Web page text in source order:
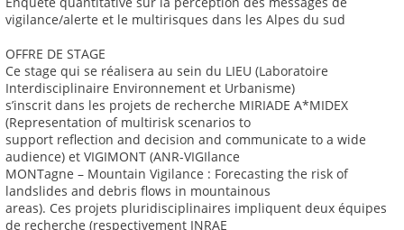
vigilance/alerte et le multirisques dans les Alpes du sud
OFFRE DE STAGE
Ce stage qui se réalisera au sein du LIEU (Laboratoire
Interdisciplinaire Environnement et Urbanisme)
s’inscrit dans les projets de recherche MIRIADE A*MIDEX
(Representation of multirisk scenarios to
support reflection and decision and communicate to a wide
audience) et VIGIMONT (ANR-VIGIlance
MONTagne – Mountain Vigilance : Forecasting the risk of
landslides and debris flows in mountainous
areas). Ces projets pluridisciplinaires impliquent deux équipes
de recherche (respectivement INRAE